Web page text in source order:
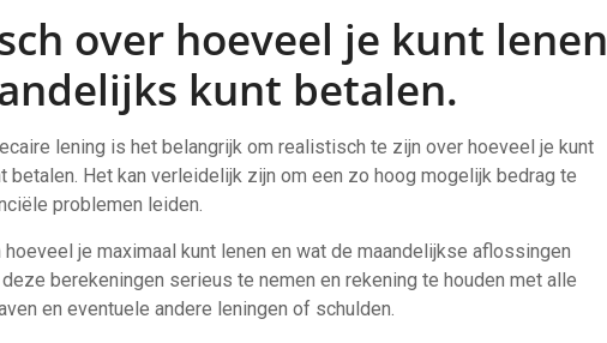
over hoeveel je kunt lenen
kunt betalen.
lening is het belangrijk om realistisch te zijn over hoeveel je kunt
betalen. Het kan verleidelijk zijn om een zo hoog mogelijk bedrag te
problemen leiden.
hoeveel je maximaal kunt lenen en wat de maandelijkse aflossingen
berekeningen serieus te nemen en rekening te houden met alle
en eventuele andere leningen of schulden.